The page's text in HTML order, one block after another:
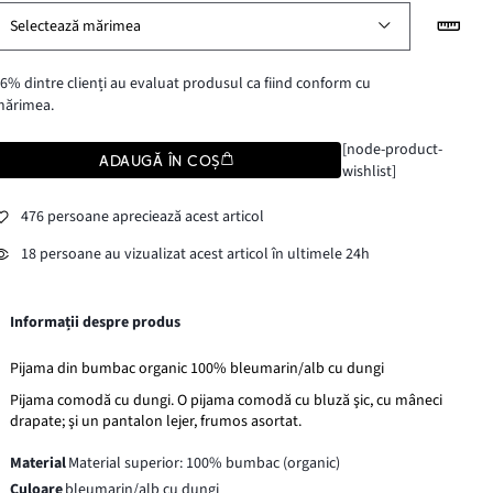
Selectează mărimea
dintre clienți au evaluat produsul ca fiind conform cu
ADAUGĂ ÎN COȘ
[node-product-
wishlist]
476 persoane apreciează acest articol
18 persoane au vizualizat acest articol în ultimele 24h
Informații despre produs
Pijama din bumbac organic 100% bleumarin/alb cu dungi
Pijama comodă cu dungi. O pijama comodă cu bluză şic, cu mâneci
drapate; şi un pantalon lejer, frumos asortat.
MaterialMaterial superior: 100% bumbac (organic)